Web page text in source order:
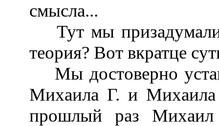
смысла...
Тут мы
теория? Вот вкратце
Мы достоверно
Михаила Г. и
прошлый раз Михаил